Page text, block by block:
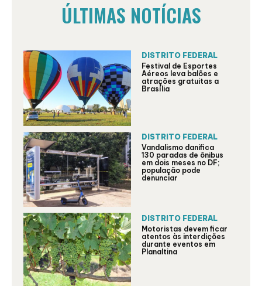
ÚLTIMAS NOTÍCIAS
DISTRITO FEDERAL
Festival de Esportes
Aéreos leva balões e
atrações gratuitas a
Brasília
DISTRITO FEDERAL
Vandalismo danifica
130 paradas de ônibus
em dois meses no DF;
população pode
denunciar
DISTRITO FEDERAL
Motoristas devem ficar
atentos às interdições
durante eventos em
Planaltina